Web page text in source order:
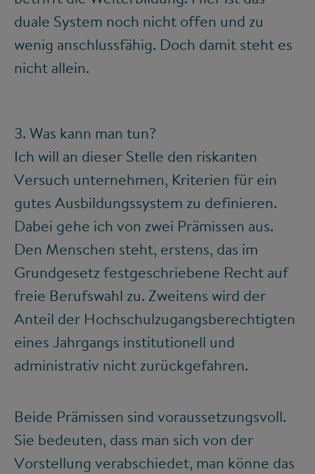
duale System noch nicht offen und zu
wenig anschlussfähig. Doch damit steht es
nicht allein.
3. Was kann man tun?
Ich will an dieser Stelle den riskanten
Versuch unternehmen, Kriterien für ein
gutes Ausbildungssystem zu definieren.
Dabei gehe ich von zwei Prämissen aus.
Den Menschen steht, erstens, das im
Grundgesetz festgeschriebene Recht auf
freie Berufswahl zu. Zweitens wird der
Anteil der Hochschulzugangsberechtigten
eines Jahrgangs institutionell und
administrativ nicht zurückgefahren.
Beide Prämissen sind voraussetzungsvoll.
Sie bedeuten, dass man sich von der
Vorstellung verabschiedet, man könne das